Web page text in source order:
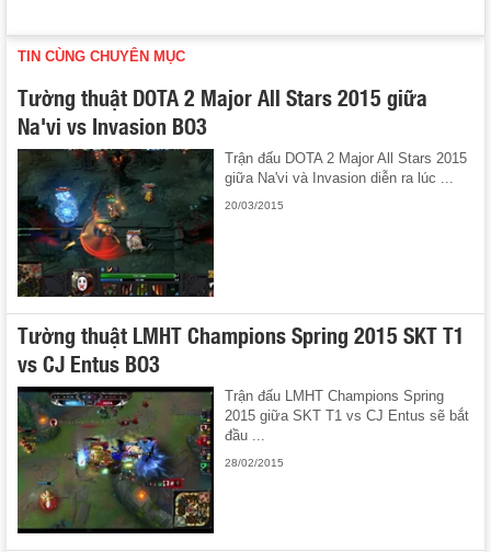
TIN CÙNG CHUYÊN MỤC
Tường thuật DOTA 2 Major All Stars 2015 giữa
Na'vi vs Invasion BO3
Trận đấu DOTA 2 Major All Stars 2015
giữa Na'vi và Invasion diễn ra lúc ...
20/03/2015
Tường thuật LMHT Champions Spring 2015 SKT T1
vs CJ Entus BO3
Trận đấu LMHT Champions Spring
2015 giữa SKT T1 vs CJ Entus sẽ bắt
đầu ...
28/02/2015